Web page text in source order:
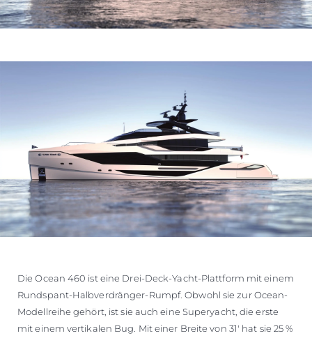
Die Ocean 460 ist eine Drei-Deck-Yacht-Plattform mit einem
Rundspant-Halbverdränger-Rumpf. Obwohl sie zur Ocean-
Modellreihe gehört, ist sie auch eine Superyacht, die erste
mit einem vertikalen Bug. Mit einer Breite von 31' hat sie 25 %